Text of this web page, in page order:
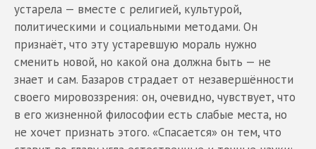
устарела — вместе с религией, культурой,
политическими и социальными методами. Он
признаёт, что эту устаревшую мораль нужно
сменить новой, но какой она должна быть — не
знает и сам. Базаров страдает от незавершённости
своего мировоззрения: он, очевидно, чувствует, что
в его жизненной философии есть слабые места, но
не хочет признать этого. «Спасается» он тем, что